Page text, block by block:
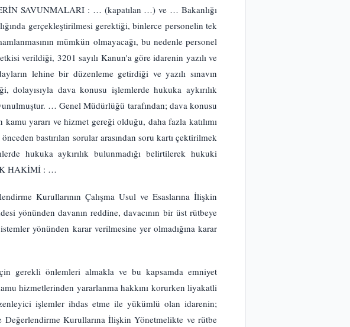
SAVUNMALARI : … (kapatılan …) ve … Bakanlığı
gerçekleştirilmesi gerektiği, binlerce personelin tek
mümkün olmayacağı, bu nedenle personel
verildiği, 3201 sayılı Kanun'a göre idarenin yazılı ve
lehine bir düzenleme getirdiği ve yazılı sınavın
dolayısıyla dava konusu işlemlerde hukuka aykırılık
… Genel Müdürlüğü tarafından; dava konusu
yararı ve hizmet gereği olduğu, daha fazla katılımı
bastırılan sorular arasından soru kartı çektirilmek
hukuka aykırılık bulunmadığı belirtilerek hukuki
HAKİMİ : …
Kurullarının Çalışma Usul ve Esaslarına İlişkin
yönünden davanın reddine, davacının bir üst rütbeye
yönünden karar verilmesine yer olmadığına karar
gerekli önlemleri almakla ve bu kapsamda emniyet
hizmetlerinden yararlanma hakkını korurken liyakatli
işlemler ihdas etme ile yükümlü olan idarenin;
Kurullarına İlişkin Yönetmelikte ve rütbe